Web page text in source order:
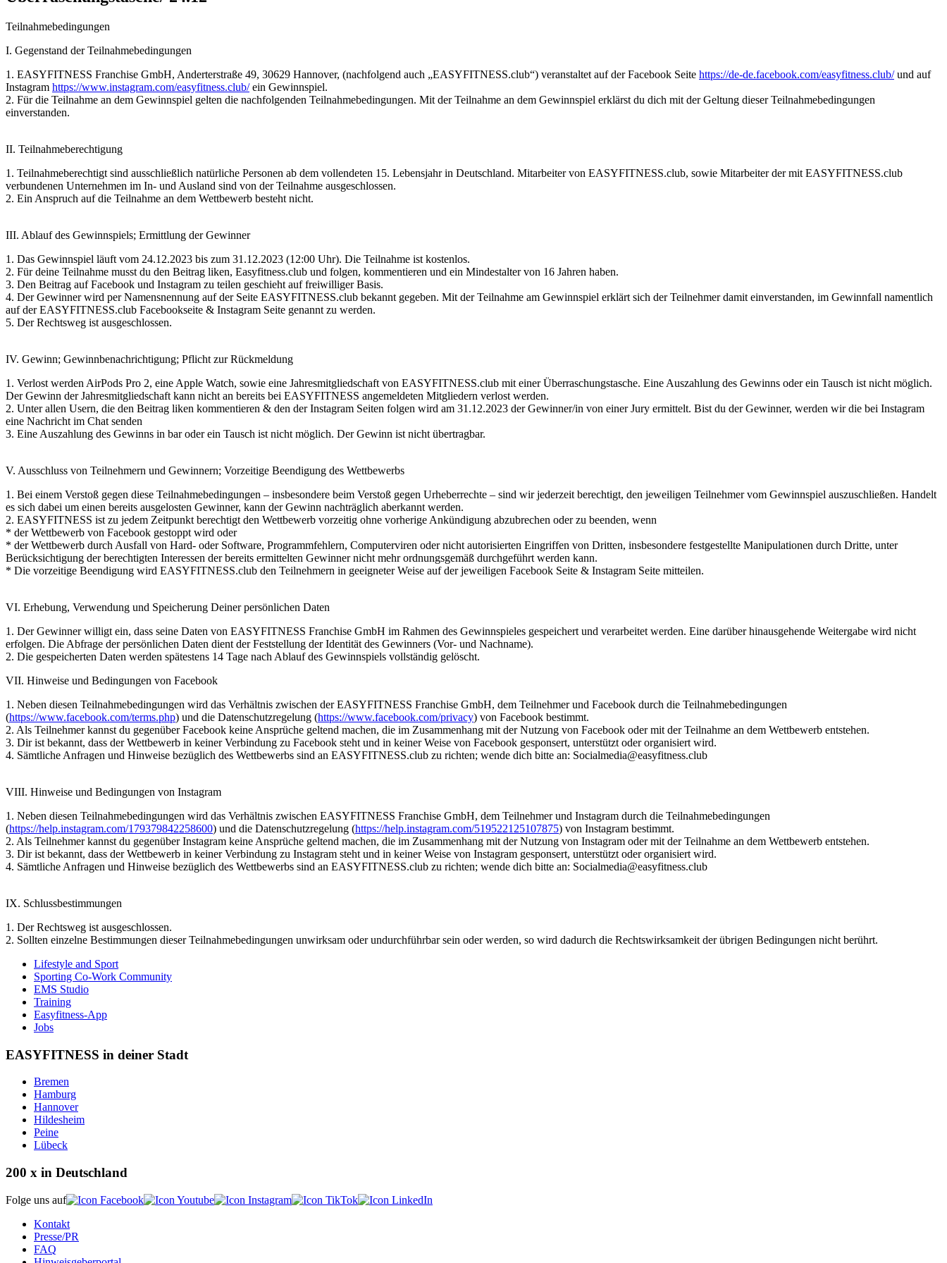
Teilnahmebedingungen
I. Gegenstand der Teilnahmebedingungen
1. EASYFITNESS Franchise GmbH, Anderterstraße 49, 30629 Hannover, (nachfolgend auch „EASYFITNESS.club“) veranstaltet auf der Facebook Seite https://de-de.facebook.com/easyfitness.club/und auf
Instagram https://www.instagram.com/easyfitness.club/ein Gewinnspiel.
2. Für die Teilnahme an dem Gewinnspiel gelten die nachfolgenden Teilnahmebedingungen. Mit der Teilnahme an dem Gewinnspiel erklärst du dich mit der Geltung dieser Teilnahmebedingungen
einverstanden.
II. Teilnahmeberechtigung
1. Teilnahmeberechtigt sind ausschließlich natürliche Personen ab dem vollendeten 15. Lebensjahr in Deutschland. Mitarbeiter von EASYFITNESS.club, sowie Mitarbeiter der mit EASYFITNESS.club
verbundenen Unternehmen im In- und Ausland sind von der Teilnahme ausgeschlossen.
2. Ein Anspruch auf die Teilnahme an dem Wettbewerb besteht nicht.
III. Ablauf des Gewinnspiels; Ermittlung der Gewinner
1. Das Gewinnspiel läuft vom 24.12.2023 bis zum 31.12.2023 (12:00 Uhr). Die Teilnahme ist kostenlos.
2. Für deine Teilnahme musst du den Beitrag liken, Easyfitness.club und folgen, kommentieren und ein Mindestalter von 16 Jahren haben.
3. Den Beitrag auf Facebook und Instagram zu teilen geschieht auf freiwilliger Basis.
4. Der Gewinner wird per Namensnennung auf der Seite EASYFITNESS.club bekannt gegeben. Mit der Teilnahme am Gewinnspiel erklärt sich der Teilnehmer damit einverstanden, im Gewinnfall namentlich
auf der EASYFITNESS.club Facebookseite & Instagram Seite genannt zu werden.
5. Der Rechtsweg ist ausgeschlossen.
IV. Gewinn; Gewinnbenachrichtigung; Pflicht zur Rückmeldung
1. Verlost werden AirPods Pro 2, eine Apple Watch, sowie eine Jahresmitgliedschaft von EASYFITNESS.club mit einer Überraschungstasche. Eine Auszahlung des Gewinns oder ein Tausch ist nicht möglich.
Der Gewinn der Jahresmitgliedschaft kann nicht an bereits bei EASYFITNESS angemeldeten Mitgliedern verlost werden.
2. Unter allen Usern, die den Beitrag liken kommentieren & den der Instagram Seiten folgen wird am 31.12.2023 der Gewinner/in von einer Jury ermittelt. Bist du der Gewinner, werden wir die bei Instagram
eine Nachricht im Chat senden
3. Eine Auszahlung des Gewinns in bar oder ein Tausch ist nicht möglich. Der Gewinn ist nicht übertragbar.
V. Ausschluss von Teilnehmern und Gewinnern; Vorzeitige Beendigung des Wettbewerbs
1. Bei einem Verstoß gegen diese Teilnahmebedingungen – insbesondere beim Verstoß gegen Urheberrechte – sind wir jederzeit berechtigt, den jeweiligen Teilnehmer vom Gewinnspiel auszuschließen. Handelt
es sich dabei um einen bereits ausgelosten Gewinner, kann der Gewinn nachträglich aberkannt werden.
2. EASYFITNESS ist zu jedem Zeitpunkt berechtigt den Wettbewerb vorzeitig ohne vorherige Ankündigung abzubrechen oder zu beenden, wenn
* der Wettbewerb von Facebook gestoppt wird oder
* der Wettbewerb durch Ausfall von Hard- oder Software, Programmfehlern, Computerviren oder nicht autorisierten Eingriffen von Dritten, insbesondere festgestellte Manipulationen durch Dritte, unter
Berücksichtigung der berechtigten Interessen der bereits ermittelten Gewinner nicht mehr ordnungsgemäß durchgeführt werden kann.
* Die vorzeitige Beendigung wird EASYFITNESS.club den Teilnehmern in geeigneter Weise auf der jeweiligen Facebook Seite & Instagram Seite mitteilen.
VI. Erhebung, Verwendung und Speicherung Deiner persönlichen Daten
1. Der Gewinner willigt ein, dass seine Daten von EASYFITNESS Franchise GmbH im Rahmen des Gewinnspieles gespeichert und verarbeitet werden. Eine darüber hinausgehende Weitergabe wird nicht
erfolgen. Die Abfrage der persönlichen Daten dient der Feststellung der Identität des Gewinners (Vor- und Nachname).
2. Die gespeicherten Daten werden spätestens 14 Tage nach Ablauf des Gewinnspiels vollständig gelöscht.
VII. Hinweise und Bedingungen von Facebook
1. Neben diesen Teilnahmebedingungen wird das Verhältnis zwischen der EASYFITNESS Franchise GmbH, dem Teilnehmer und Facebook durch die Teilnahmebedingungen
(https://www.facebook.com/terms.php) und die Datenschutzregelung (https://www.facebook.com/privacy) von Facebook bestimmt.
2. Als Teilnehmer kannst du gegenüber Facebook keine Ansprüche geltend machen, die im Zusammenhang mit der Nutzung von Facebook oder mit der Teilnahme an dem Wettbewerb entstehen.
3. Dir ist bekannt, dass der Wettbewerb in keiner Verbindung zu Facebook steht und in keiner Weise von Facebook gesponsert, unterstützt oder organisiert wird.
4. Sämtliche Anfragen und Hinweise bezüglich des Wettbewerbs sind an EASYFITNESS.club zu richten; wende dich bitte an: Socialmedia@easyfitness.club
VIII. Hinweise und Bedingungen von Instagram
1. Neben diesen Teilnahmebedingungen wird das Verhältnis zwischen EASYFITNESS Franchise GmbH, dem Teilnehmer und Instagram durch die Teilnahmebedingungen
(https://help.instagram.com/179379842258600) und die Datenschutzregelung (https://help.instagram.com/519522125107875) von Instagram bestimmt.
2. Als Teilnehmer kannst du gegenüber Instagram keine Ansprüche geltend machen, die im Zusammenhang mit der Nutzung von Instagram oder mit der Teilnahme an dem Wettbewerb entstehen.
3. Dir ist bekannt, dass der Wettbewerb in keiner Verbindung zu Instagram steht und in keiner Weise von Instagram gesponsert, unterstützt oder organisiert wird.
4. Sämtliche Anfragen und Hinweise bezüglich des Wettbewerbs sind an EASYFITNESS.club zu richten; wende dich bitte an: Socialmedia@easyfitness.club
IX. Schlussbestimmungen
1. Der Rechtsweg ist ausgeschlossen.
2. Sollten einzelne Bestimmungen dieser Teilnahmebedingungen unwirksam oder undurchführbar sein oder werden, so wird dadurch die Rechtswirksamkeit der übrigen Bedingungen nicht berührt.
Lifestyle and Sport
Sporting Co-Work Community
EMS Studio
Training
Easyfitness-App
Jobs
EASYFITNESS in deiner Stadt
Bremen
Hamburg
Hannover
Hildesheim
Peine
Lübeck
200 x in Deutschland
Folge uns auf
Kontakt
Presse/PR
FAQ